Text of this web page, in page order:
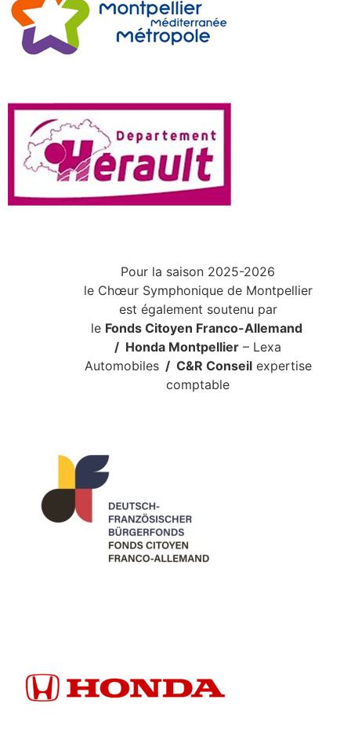
Pour la saison 2025-2026
le Chœur Symphonique de Montpellier
est également soutenu par
le Fonds Citoyen Franco-Allemand
/ Honda Montpellier – Lexa
Automobiles/ C&R Conseilexpertise
comptable